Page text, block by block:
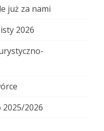
już za nami
2026
2026